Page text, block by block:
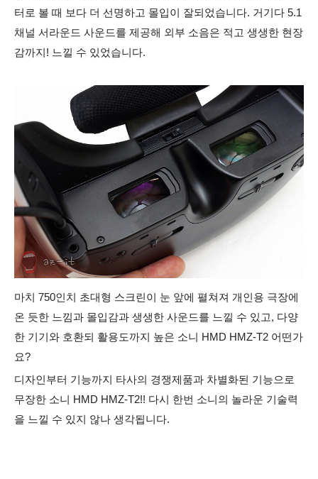
터로 볼 때 보다 더 선명하고 몰입이 잘되었습니다. 거기다 5.1
채널 서라운드 사운드를 제공해 외부 소음은 적고 생생한 현장
감까지! 느낄 수 있었습니다.
마치 750인치 초대형 스크린이 눈 앞에 펼쳐져 개인용 극장에
온 듯한 느낌과 몰입감과 생생한 사운드를 느낄 수 있고, 다양
한 기기와 호환되 활용도까지 높은 소니 HMD HMZ-T2 어떤가
요?
디자인부터 기능까지 타사의 경쟁제품과 차별화된 기능으로
무장한 소니 HMD HMZ-T2!! 다시 한번 소니의 놀라운 기술력
을 느낄 수 있지 않나 생각됩니다.